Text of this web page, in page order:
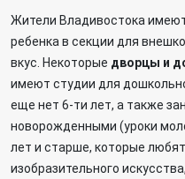
Жители Владивостока
ребенка в секции для
вкус. Некоторые дворцы и
имеют студии для
еще нет 6-ти лет, а также
новорожденными (уроки
лет и старше, которые
изобразительного